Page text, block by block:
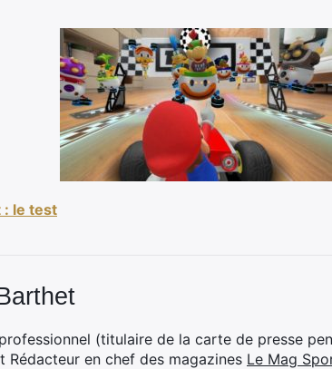
: le test
(titulaire de la carte de presse
Rédacteur en chef des magazines Le Mag